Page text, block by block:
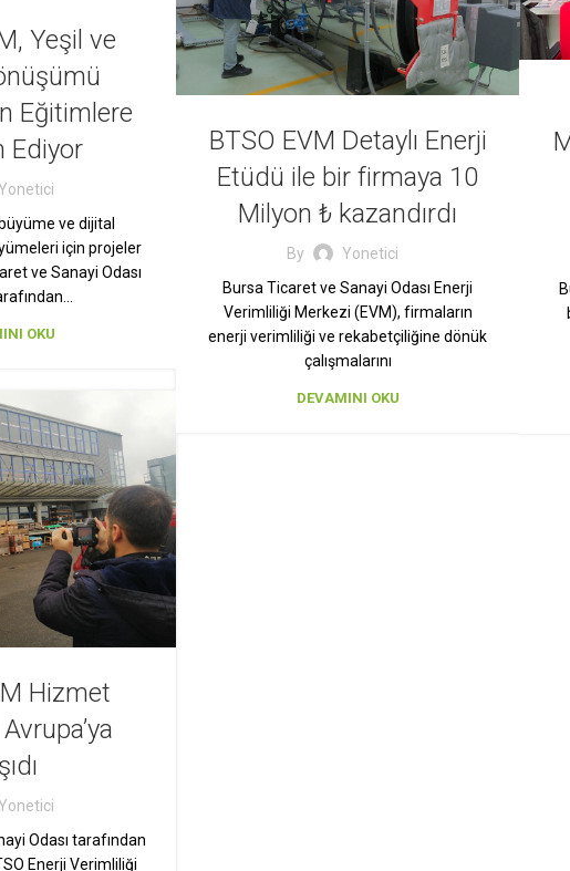
Yeşil ve
Eğitimlere
Ediyor
ve dijital
için projeler
ve Sanayi Odası
OKU
BTSO EVM Detaylı Enerji
Etüdü ile bir firmaya 10
Milyon ₺ kazandırdı
By
Yonetici
Bursa Ticaret ve Sanayi Odası Enerji
Verimliliği Merkezi (EVM), firmaların
enerji verimliliği ve rekabetçiliğine dönük
çalışmalarını
DEVAMINI OKU
Hizmet
Odası tarafından
Enerji Verimliliği